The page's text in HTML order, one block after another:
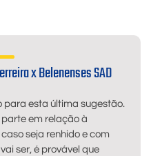
x Belenenses SAD
para esta última sugestão.
em relação à
seja renhido e com
ser, é provável que